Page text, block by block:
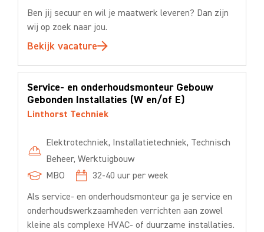
Ben jij secuur en wil je maatwerk leveren? Dan zijn
wij op zoek naar jou.
Bekijk vacature
Service- en onderhoudsmonteur Gebouw
Gebonden Installaties (W en/of E)
Linthorst Techniek
Elektrotechniek, Installatietechniek, Technisch
Beheer, Werktuigbouw
MBO
32-40 uur per week
Als service- en onderhoudsmonteur ga je service en
onderhoudswerkzaamheden verrichten aan zowel
kleine als complexe HVAC- of duurzame installaties.